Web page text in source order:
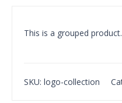
This is a grouped product.
SKU: logo-collection